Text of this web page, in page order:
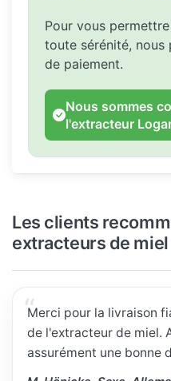
Pour vous
toute sérénité,
de paiement.
Nous sommes
l'extracteur
Les clients
extracteurs de
Merci pour la livraison
de l'extracteur de miel.
assurément une bonne